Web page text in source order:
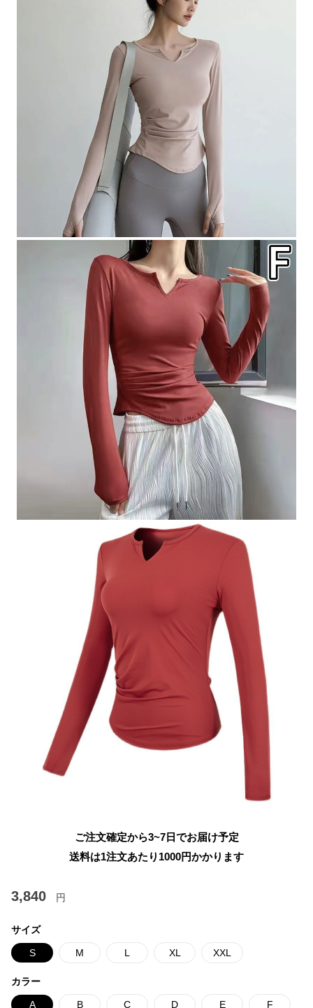
ご注文確定から3~7日でお届け予定
送料は1注文あたり 1000円かかります
3,840 円
サイズ
S M L XL XXL
カラー
A B C D E F